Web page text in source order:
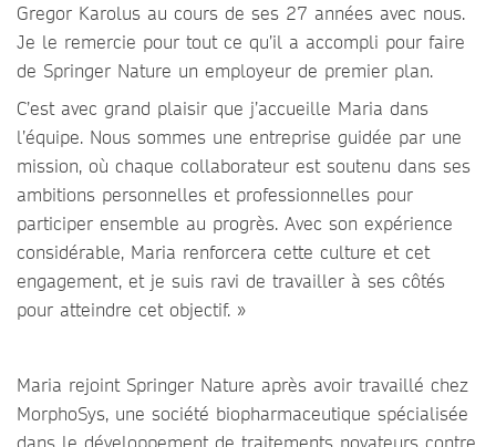
Gregor Karolus au cours de ses 27 années avec nous.
Je le remercie pour tout ce qu’il a accompli pour faire
de Springer Nature un employeur de premier plan.
C’est avec grand plaisir que j’accueille Maria dans
l’équipe. Nous sommes une entreprise guidée par une
mission, où chaque collaborateur est soutenu dans ses
ambitions personnelles et professionnelles pour
participer ensemble au progrès. Avec son expérience
considérable, Maria renforcera cette culture et cet
engagement, et je suis ravi de travailler à ses côtés
pour atteindre cet objectif. »
Maria rejoint Springer Nature après avoir travaillé chez
MorphoSys, une société biopharmaceutique spécialisée
dans le développement de traitements novateurs contre